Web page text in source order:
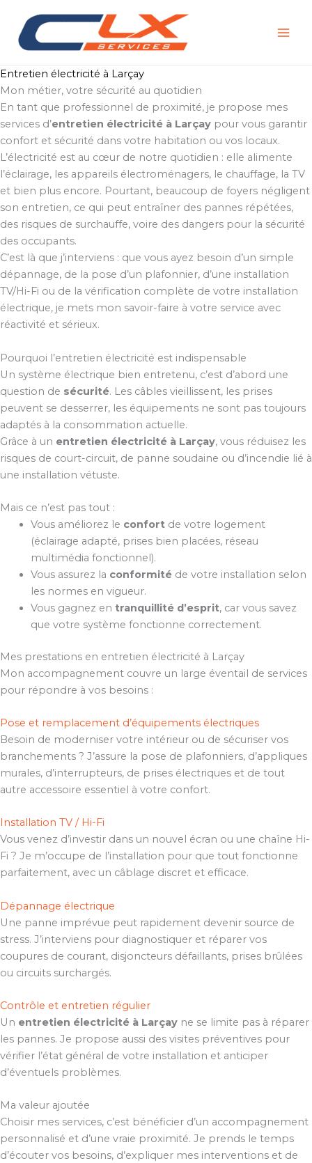
contenu
Entretien électricité à Larçay
Mon métier, votre sécurité au quotidien
En tant que professionnel de proximité, je propose mes
services d’entretien électricité à Larçay pour vous garantir
confort et sécurité dans votre habitation ou vos locaux.
L’électricité est au cœur de notre quotidien : elle alimente
l’éclairage, les appareils électroménagers, le chauffage, la TV
et bien plus encore. Pourtant, beaucoup de foyers négligent
son entretien, ce qui peut entraîner des pannes répétées,
des risques de surchauffe, voire des dangers pour la sécurité
des occupants.
C’est là que j’interviens : que vous ayez besoin d’un simple
dépannage, de la pose d’un plafonnier, d’une installation
TV/Hi-Fi ou de la vérification complète de votre installation
électrique, je mets mon savoir-faire à votre service avec
réactivité et sérieux.
Pourquoi l’entretien électricité est indispensable
Un système électrique bien entretenu, c’est d’abord une
question de sécurité. Les câbles vieillissent, les prises
peuvent se desserrer, les équipements ne sont pas toujours
adaptés à la consommation actuelle.
Grâce à un entretien électricité à Larçay, vous réduisez les
risques de court-circuit, de panne soudaine ou d’incendie lié à
une installation vétuste.
Mais ce n’est pas tout :
Vous améliorez le confortde votre logement
(éclairage adapté, prises bien placées, réseau
multimédia fonctionnel).
Vous assurez la conformitéde votre installation selon
les normes en vigueur.
Vous gagnez en tranquillité d’esprit, car vous savez
que votre système fonctionne correctement.
Mes prestations en entretien électricité à Larçay
Mon accompagnement couvre un large éventail de services
pour répondre à vos besoins :
Pose et remplacement d’équipements électriques
Besoin de moderniser votre intérieur ou de sécuriser vos
branchements ? J’assure la pose de plafonniers, d’appliques
murales, d’interrupteurs, de prises électriques et de tout
autre accessoire essentiel à votre confort.
Installation TV / Hi-Fi
Vous venez d’investir dans un nouvel écran ou une chaîne Hi-
Fi ? Je m’occupe de l’installation pour que tout fonctionne
parfaitement, avec un câblage discret et efficace.
Dépannage électrique
Une panne imprévue peut rapidement devenir source de
stress. J’interviens pour diagnostiquer et réparer vos
coupures de courant, disjoncteurs défaillants, prises brûlées
ou circuits surchargés.
Contrôle et entretien régulier
Un entretien électricité à Larçay ne se limite pas à réparer
les pannes. Je propose aussi des visites préventives pour
vérifier l’état général de votre installation et anticiper
d’éventuels problèmes.
Ma valeur ajoutée
Choisir mes services, c’est bénéficier d’un accompagnement
personnalisé et d’une vraie proximité. Je prends le temps
d’écouter vos besoins, d’expliquer mes interventions et de